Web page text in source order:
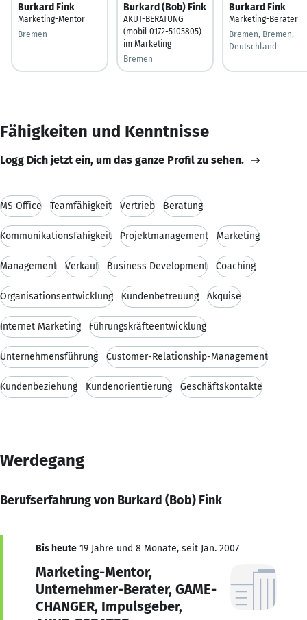
Burkard Fink
Marketing-Mentor
Bremen
Burkard (Bob) Fink
AKUT-BERATUNG
(mobil 0172-5105805)
im Marketing
Bremen
Burkard Fink
Marketing-Berater
Bremen, Bremen,
Deutschland
Fähigkeiten und Kenntnisse
Logg Dich jetzt ein, um das ganze Profil zu sehen.
MS Office Teamfähigkeit Vertrieb Beratung
Kommunikationsfähigkeit Projektmanagement Marketing
Management Verkauf Business Development Coaching
Organisationsentwicklung Kundenbetreuung Akquise
Internet Marketing Führungskräfteentwicklung
Unternehmensführung Customer-Relationship-Management
Kundenbeziehung Kundenorientierung Geschäftskontakte
Werdegang
Berufserfahrung von Burkard (Bob) Fink
Bis heute 19 Jahre und 8 Monate, seit Jan. 2007
Marketing-Mentor,
Unternehmer-Berater, GAME-
CHANGER, Impulsgeber,